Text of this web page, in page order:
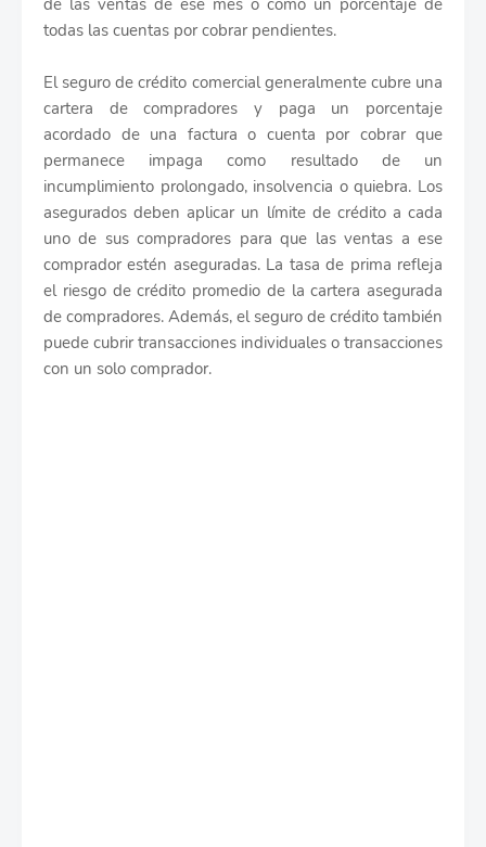
de las ventas de ese mes o como un porcentaje de
todas las cuentas por cobrar pendientes.
El seguro de crédito comercial generalmente cubre una
cartera de compradores y paga un porcentaje
acordado de una factura o cuenta por cobrar que
permanece impaga como resultado de un
incumplimiento prolongado, insolvencia o quiebra. Los
asegurados deben aplicar un límite de crédito a cada
uno de sus compradores para que las ventas a ese
comprador estén aseguradas. La tasa de prima refleja
el riesgo de crédito promedio de la cartera asegurada
de compradores. Además, el seguro de crédito también
puede cubrir transacciones individuales o transacciones
con un solo comprador.